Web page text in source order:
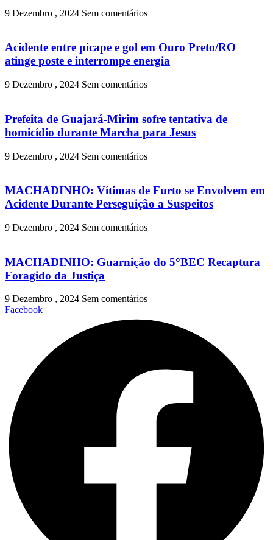
9 Dezembro , 2024 Sem comentários
Acidente entre picape e gol em Ouro Preto/RO
atinge poste e interrompe energia
9 Dezembro , 2024 Sem comentários
Prefeita de Guajará-Mirim sofre tentativa de
homicídio durante Marcha para Jesus
9 Dezembro , 2024 Sem comentários
MACHADINHO: Vítimas de Furto se Envolvem em
Acidente Durante Perseguição a Suspeitos
9 Dezembro , 2024 Sem comentários
MACHADINHO: Guarnição do 5°BEC Recaptura
Foragido da Justiça
9 Dezembro , 2024 Sem comentários
Facebook